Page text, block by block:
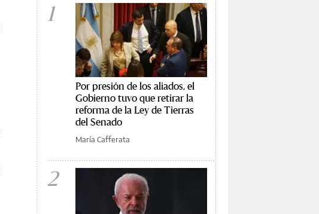
1
Por presión de los aliados, el
Gobierno tuvo que retirar la
reforma de la Ley de Tierras
del Senado
María Cafferata
2